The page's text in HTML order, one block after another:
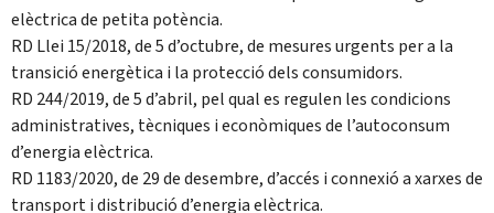
elèctrica de petita potència.
RD Llei 15/2018, de 5 d’octubre, de mesures urgents per a la
transició energètica i la protecció dels consumidors.
RD 244/2019, de 5 d’abril, pel qual es regulen les condicions
administratives, tècniques i econòmiques de l’autoconsum
d’energia elèctrica.
RD 1183/2020, de 29 de desembre, d’accés i connexió a xarxes de
transport i distribució d’energia elèctrica.